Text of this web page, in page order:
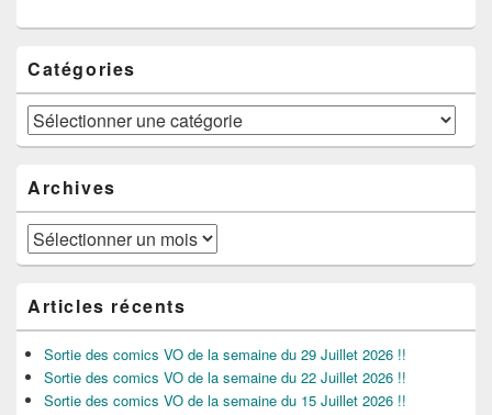
Catégories
Catégories
Archives
Archives
Articles récents
Sortie des comics VO de la semaine du 29 Juillet 2026 !!
Sortie des comics VO de la semaine du 22 Juillet 2026 !!
Sortie des comics VO de la semaine du 15 Juillet 2026 !!